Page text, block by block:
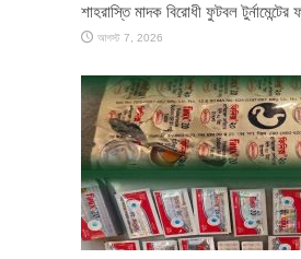
শাহরাস্তি মাদক বিরোধী ফুটবল
আগস্ট 7, 2026